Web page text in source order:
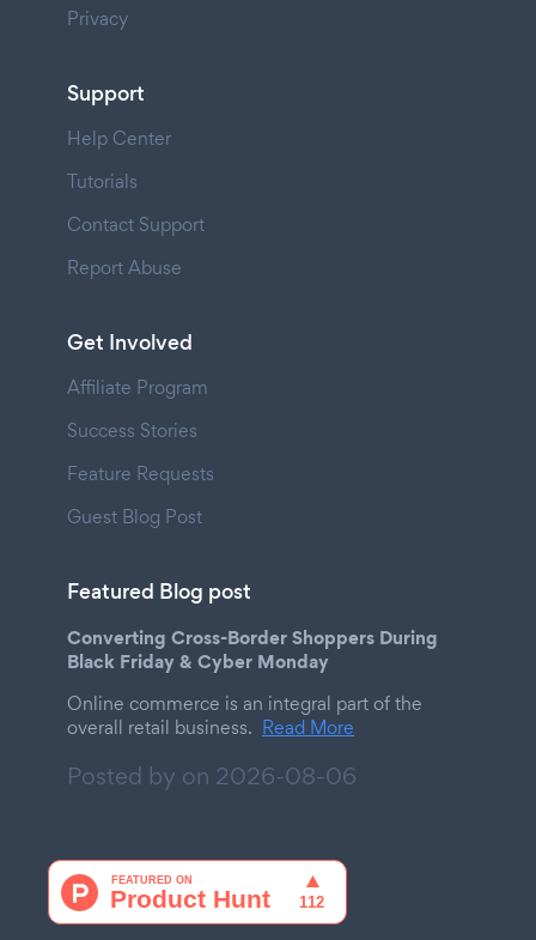
Privacy
Support
Help Center
Tutorials
Contact Support
Report Abuse
Get Involved
Affiliate Program
Success Stories
Feature Requests
Guest Blog Post
Featured Blog post
Converting Cross-Border Shoppers During
Black Friday & Cyber Monday
Online commerce is an integral part of the
overall retail business. Read More
Posted by on 2026-08-06